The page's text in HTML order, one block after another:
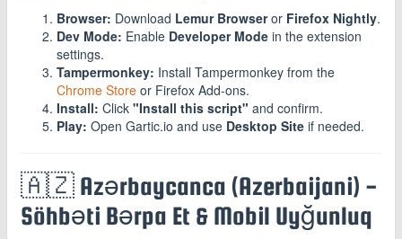
Browser: Download Lemur Browseror Firefox Nightly.
Dev Mode: Enable Developer Mode in the extension
settings.
Tampermonkey: Install Tampermonkey from the
Chrome Store or Firefox Add-ons.
Install: Click "Install this script" and confirm.
Play: Open Gartic.io and use Desktop Site if needed.
🇦🇿 Azərbaycanca (Azerbaijani) -
Söhbəti Bərpa Et & Mobil Uyğunluq